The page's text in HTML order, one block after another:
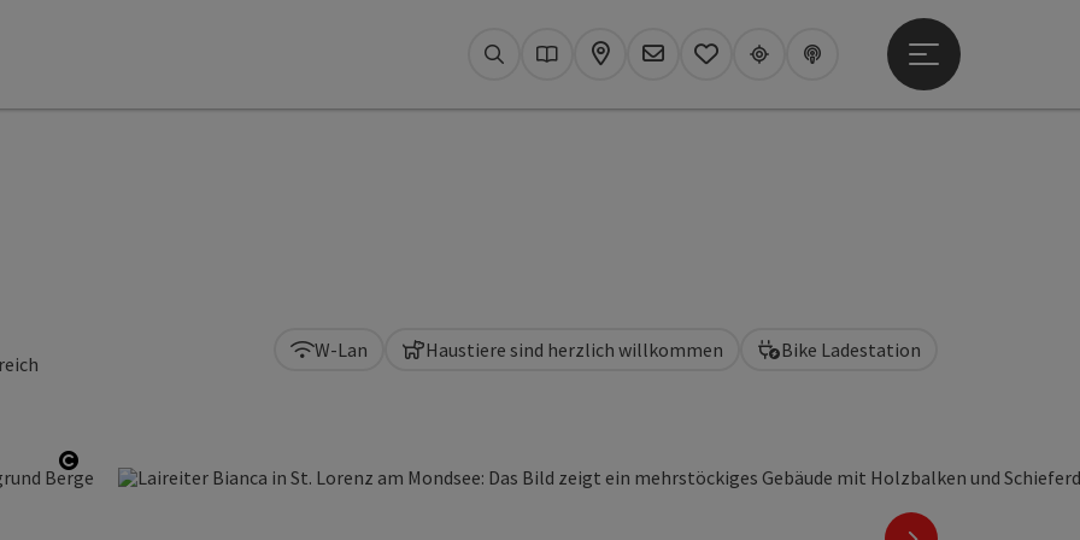
SuchenKataloge
KarteNewsletter
MerkzettelUpperguide
Podcast
Hauptmenü öffnen
Copyright öffnen
W-Lan Haustiere sind herzlich willkommen Bike Ladestation